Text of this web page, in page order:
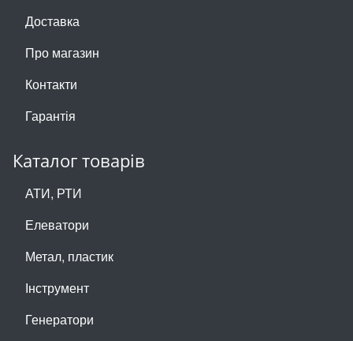
Доставка
Про магазин
Контакти
Гарантія
Каталог товарів
АТИ, РТИ
Елеватори
Метал, пластик
Інструмент
Генератори